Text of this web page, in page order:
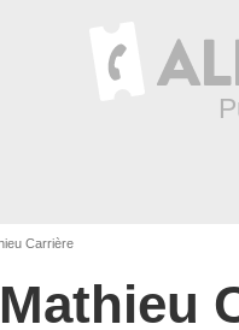
Carrière
Mathieu